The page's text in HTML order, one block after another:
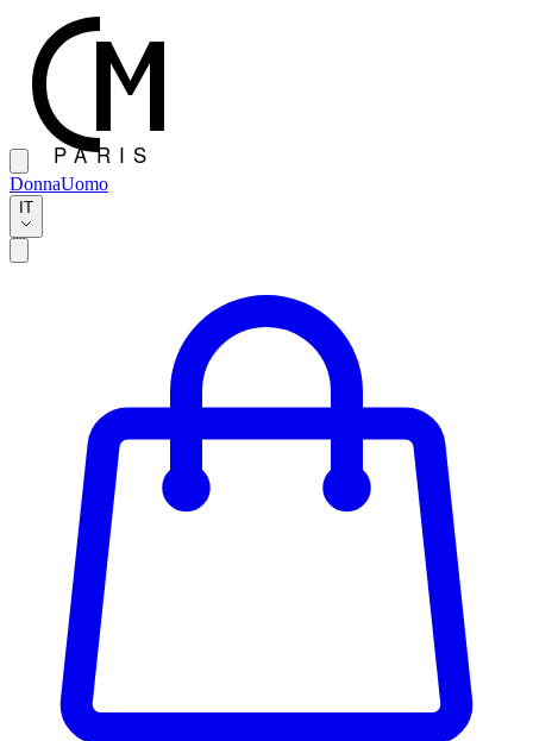
DonnaUomo
IT